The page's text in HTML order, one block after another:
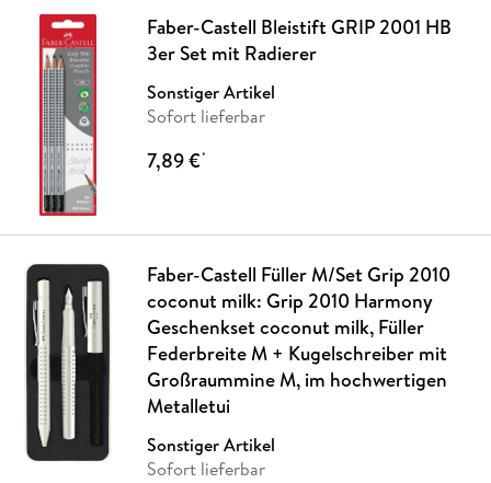
Faber-Castell Bleistift GRIP 2001 HB
3er Set mit Radierer
Sonstiger Artikel
Sofort lieferbar
7,89 €*
Faber-Castell Füller M/Set Grip 2010
coconut milk: Grip 2010 Harmony
Geschenkset coconut milk, Füller
Federbreite M + Kugelschreiber mit
Großraummine M, im hochwertigen
Metalletui
Sonstiger Artikel
Sofort lieferbar